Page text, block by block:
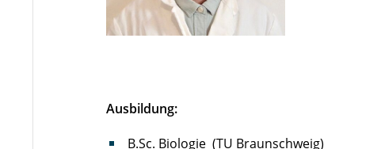
Ausbildung:
B.Sc. Biologie (TU Braunschweig)